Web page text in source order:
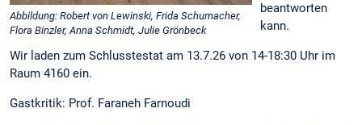
Abbildung: Robert von Lewinski, Frida Schumacher,
Flora Binzler, Anna Schmidt, Julie Grönbeck
beantworten
kann.
Wir laden zum Schlusstestat am 13.7.26 von 14-18:30 Uhr im
Raum 4160 ein.
Gastkritik: Prof. Faraneh Farnoudi